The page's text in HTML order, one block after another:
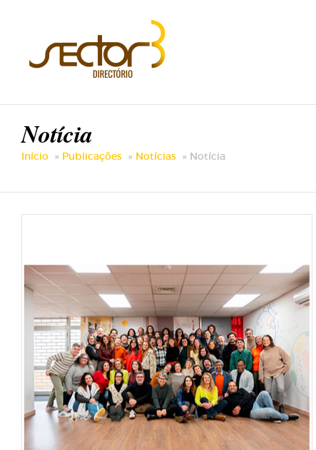
Notícia
Início Publicações Notícias Notícia